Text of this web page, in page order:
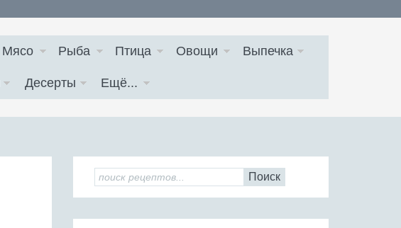
Мясо Рыба Птица Овощи Выпечка
Десерты Ещё...
Поиск